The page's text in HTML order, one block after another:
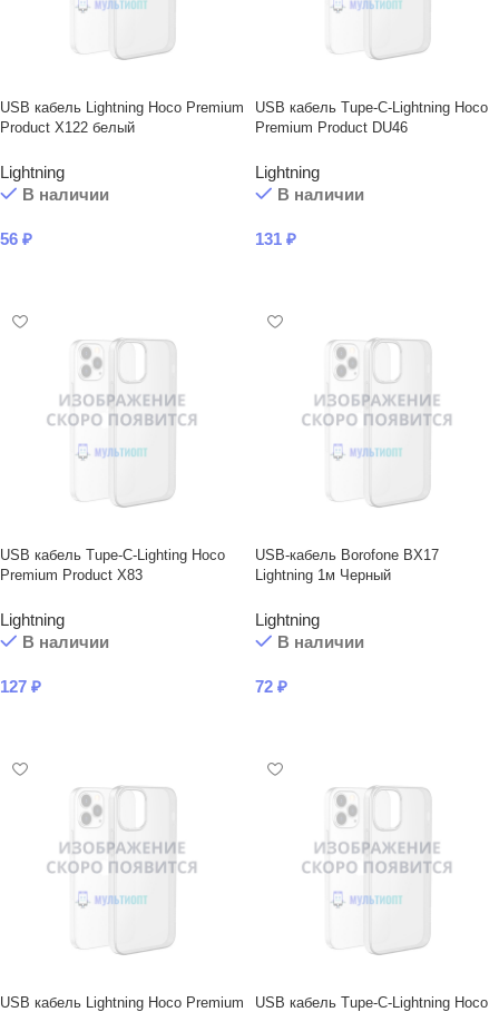
USB кабель Lightning Hoco Premium
Product X122 белый
Lightning
В наличии
56 ₽
USB кабель Tupe-C-Lightning Hoco
Premium Product DU46
Lightning
В наличии
131 ₽
USB кабель Tupe-C-Lighting Hoco
Premium Product X83
Lightning
В наличии
127 ₽
USB-кабель Borofone BX17
Lightning 1м Черный
Lightning
В наличии
72 ₽
USB кабель Lightning Hoco Premium USB кабель Tupe-C-Lightning Hoco